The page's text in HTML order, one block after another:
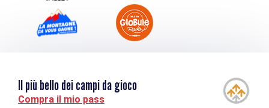
Il più bello dei campi da gioco
Compra il mio pass